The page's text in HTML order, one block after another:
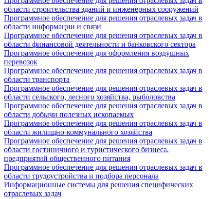
области строительства зданий и инженерных сооружений
Программное обеспечение для решения отраслевых задач в
области информации и связи
Программное обеспечение для решения отраслевых задач в
области финансовой деятельности и банковского сектора
Программное обеспечение для оформления воздушных
перевозок
Программное обеспечение для решения отраслевых задач в
области транспорта
Программное обеспечение для решения отраслевых задач в
области сельского, лесного хозяйства, рыболовства
Программное обеспечение для решения отраслевых задач в
области добычи полезных ископаемых
Программное обеспечение для решения отраслевых задач в
области жилищно-коммунального хозяйства
Программное обеспечение для решения отраслевых задач в
области гостиничного и туристического бизнеса,
предприятий общественного питания
Программное обеспечение для решения отраслевых задач в
области трудоустройства и подбора персонала
Информационные системы для решения специфических
отраслевых задач